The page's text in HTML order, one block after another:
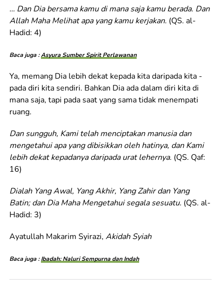
… Dan Dia bersama kamu di mana saja kamu berada. Dan
Allah Maha Melihat apa yang kamu kerjakan. (QS. al-
Hadid: 4)
Baca juga :Asyura Sumber Spirit Perlawanan
Ya, memang Dia lebih dekat kepada kita daripada kita ­
pada diri kita sendiri. Bahkan Dia ada dalam diri kita di
mana saja, tapi pada saat yang sama tidak menempati
ruang.
Dan sungguh, Kami telah menciptakan manusia dan
mengetahui apa yang dibisikkan oleh hatinya, dan Kami
lebih dekat kepadanya daripada urat lehernya. (QS. Qaf:
16)
Dialah Yang Awal, Yang Akhir, Yang Zahir dan Yang
Batin; dan Dia Maha Mengetahui segala sesuatu. (QS. al-
Hadid: 3)
Ayatullah Makarim Syirazi, Akidah Syiah
Baca juga :Ibadah: Naluri Sempurna dan Indah